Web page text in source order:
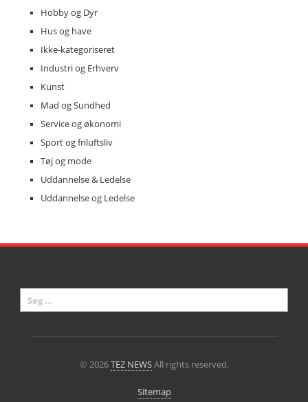
Hobby og Dyr
Hus og have
Ikke-kategoriseret
Industri og Erhverv
Kunst
Mad og Sundhed
Service og økonomi
Sport og friluftsliv
Tøj og mode
Uddannelse & Ledelse
Uddannelse og Ledelse
© 2026TEZ NEWSAll rights reserved.
Sitemap